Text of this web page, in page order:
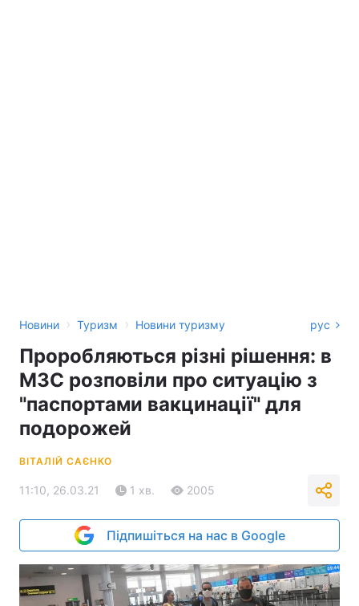
Новини › Туризм › Новини туризму рус
Проробляються різні рішення: в
МЗС розповіли про ситуацію з
"паспортами вакцинації" для
подорожей
ВІТАЛІЙ САЄНКО
11:10, 26.03.21 1 хв. 2005
Підпишіться на нас в Google